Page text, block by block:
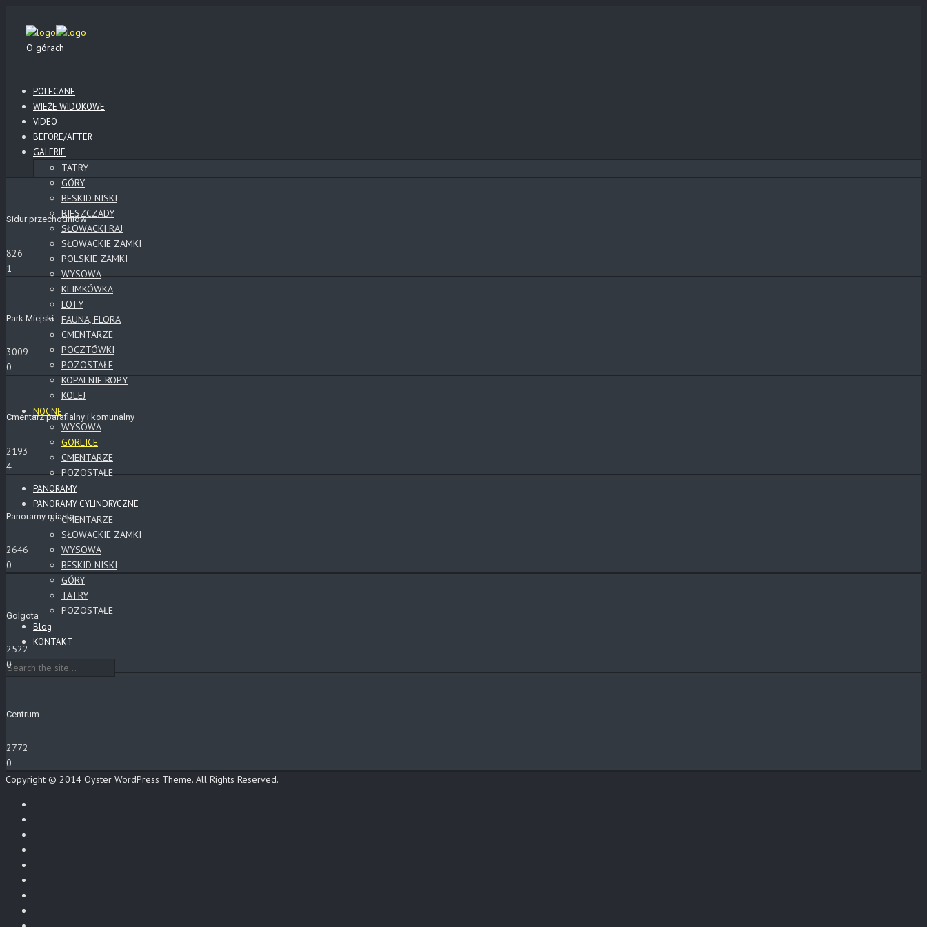
O górach
POLECANE
WIEŻE WIDOKOWE
VIDEO
BEFORE/AFTER
GALERIE
TATRY
GÓRY
BESKID NISKI
BIESZCZADY
SŁOWACKI RAJ
SŁOWACKIE ZAMKI
POLSKIE ZAMKI
WYSOWA
KLIMKÓWKA
LOTY
FAUNA, FLORA
CMENTARZE
POCZTÓWKI
POZOSTAŁE
KOPALNIE ROPY
KOLEJ
NOCNE
WYSOWA
GORLICE
CMENTARZE
POZOSTAŁE
PANORAMY
PANORAMY CYLINDRYCZNE
CMENTARZE
SŁOWACKIE ZAMKI
WYSOWA
BESKID NISKI
GÓRY
TATRY
POZOSTAŁE
Blog
KONTAKT
Sidur przechodniów
826
1
Park Miejski
3009
0
Cmentarz parafialny i komunalny
2193
4
Panoramy miasta
2646
0
Golgota
2522
0
Centrum
2772
0
Copyright © 2014 Oyster WordPress Theme. All Rights Reserved.